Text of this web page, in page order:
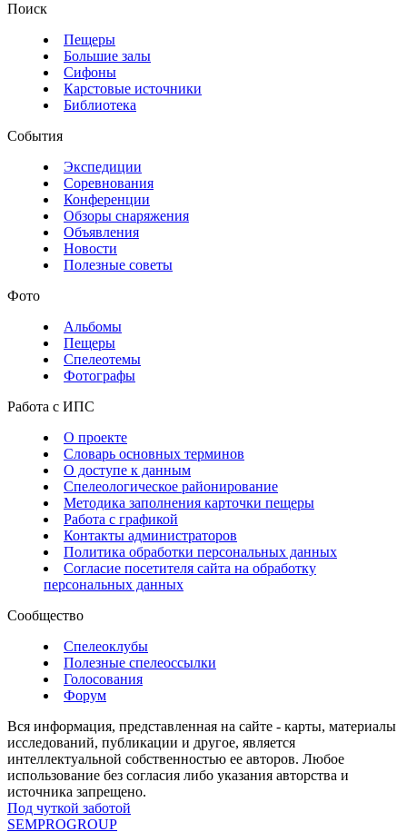
Поиск
Пещеры
Большие залы
Сифоны
Карстовые источники
Библиотека
События
Экспедиции
Соревнования
Конференции
Обзоры снаряжения
Объявления
Новости
Полезные советы
Фото
Альбомы
Пещеры
Спелеотемы
Фотографы
Работа с ИПС
О проекте
Словарь основных терминов
О доступе к данным
Спелеологическое районирование
Методика заполнения карточки пещеры
Работа с графикой
Контакты администраторов
Политика обработки персональных данных
Согласие посетителя сайта на обработку
персональных данных
Сообщество
Спелеоклубы
Полезные спелеоссылки
Голосования
Форум
Вся информация, представленная на сайте - карты, материалы
исследований, публикации и другое, является
интеллектуальной собственностью ее авторов. Любое
использование без согласия либо указания авторства и
источника запрещено.
Под чуткой заботой
SEMPROGROUP